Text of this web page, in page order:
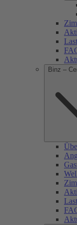
Binz –